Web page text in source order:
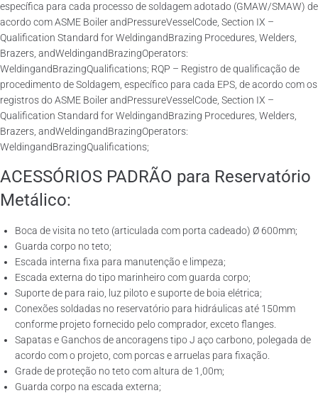
específica para cada processo de soldagem adotado (GMAW/SMAW) de
acordo com ASME Boiler andPressureVesselCode, Section IX –
Qualification Standard for WeldingandBrazing Procedures, Welders,
Brazers, andWeldingandBrazingOperators:
WeldingandBrazingQualifications; RQP – Registro de qualificação de
procedimento de Soldagem, específico para cada EPS, de acordo com os
registros do ASME Boiler andPressureVesselCode, Section IX –
Qualification Standard for WeldingandBrazing Procedures, Welders,
Brazers, andWeldingandBrazingOperators:
WeldingandBrazingQualifications;
ACESSÓRIOS PADRÃO para Reservatório
Metálico:
Boca de visita no teto (articulada com porta cadeado) Ø 600mm;
Guarda corpo no teto;
Escada interna fixa para manutenção e limpeza;
Escada externa do tipo marinheiro com guarda corpo;
Suporte de para raio, luz piloto e suporte de boia elétrica;
Conexões soldadas no reservatório para hidráulicas até 150mm
conforme projeto fornecido pelo comprador, exceto flanges.
Sapatas e Ganchos de ancoragens tipo J aço carbono, polegada de
acordo com o projeto, com porcas e arruelas para fixação.
Grade de proteção no teto com altura de 1,00m;
Guarda corpo na escada externa;